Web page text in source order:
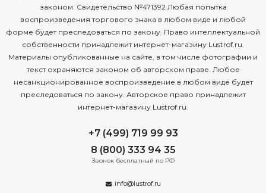
законом. Свидетельство №471392 Любая попытка
воспроизведения торгового знака в любом виде и любой
форме будет преследоваться по закону. Право интеллектуальной
собственности принадлежит интернет-магазину Lustrof.ru.
Материалы опубликованные на сайте, в том числе фотографии и
текст охраняются законом об авторском праве. Любое
несанкционированное воспроизведение в любом виде будет
преследоваться по закону. Авторское право принадлежит
интернет-магазину Lustrof.ru.
+7 (499) 719 99 93
8 (800) 333 94 35
Звонок бесплатный по РФ
info@lustrof.ru